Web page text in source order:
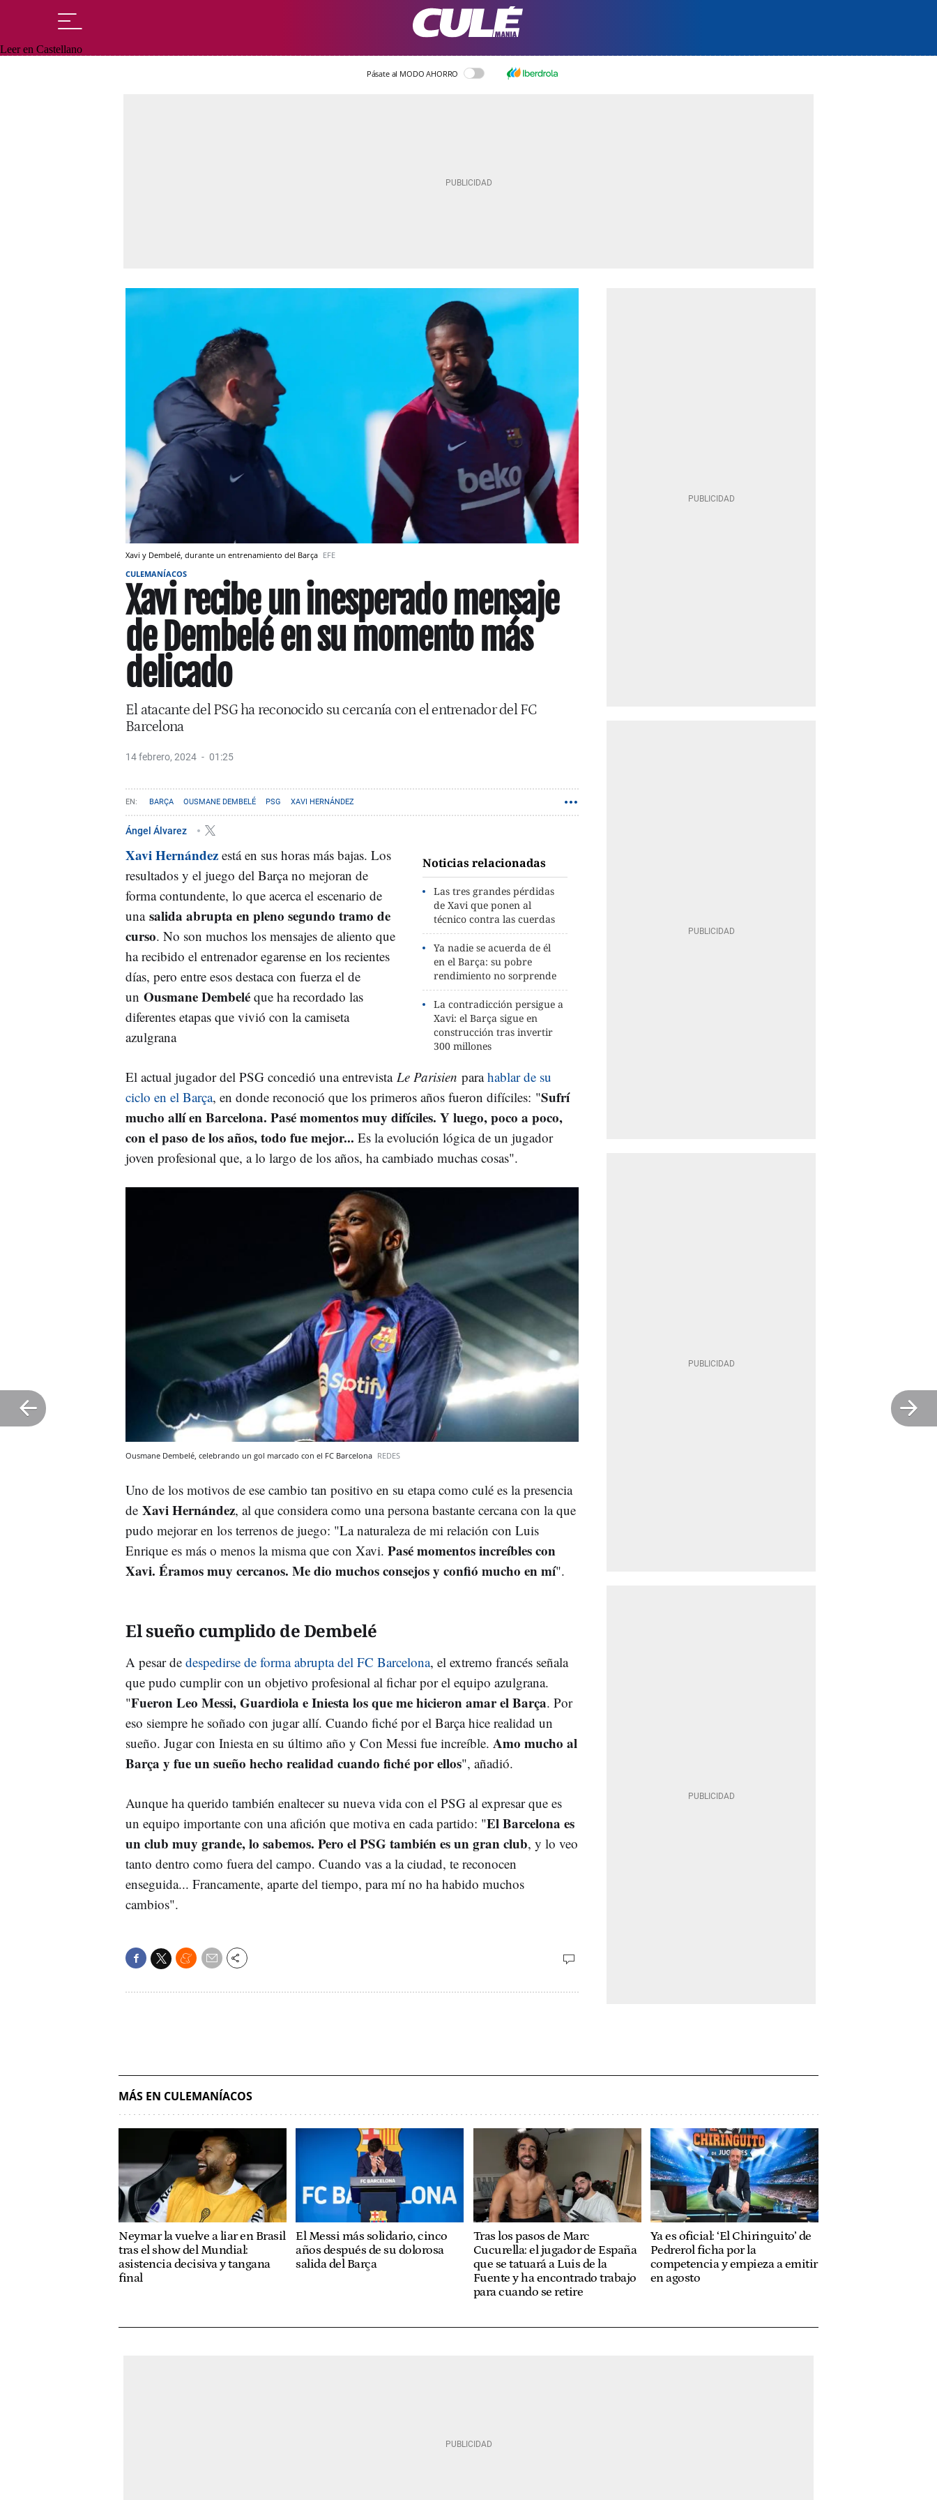
Leer en Castellano
Pásate al MODO AHORRO
Xavi y Dembelé, durante un entrenamiento del Barça EFE
CULEMANÍACOS
Xavi recibe un inesperado mensaje
de Dembelé en su momento más
delicado
El atacante del PSG ha reconocido su cercanía con el entrenador del FC
Barcelona
14 febrero, 2024 01:25
BARÇA OUSMANE DEMBELÉ PSG XAVI HERNÁNDEZ
Ángel Álvarez
Noticias relacionadas
Las tres grandes pérdidas
de Xavi que ponen al
técnico contra las cuerdas
Ya nadie se acuerda de él
en el Barça: su pobre
rendimiento no sorprende
La contradicción persigue a
Xavi: el Barça sigue en
construcción tras invertir
300 millones
Xavi Hernández está en sus horas más bajas. Los
resultados y el juego del Barça no mejoran de
forma contundente, lo que acerca el escenario de
una salida abrupta en pleno segundo tramo de
curso. No son muchos los mensajes de aliento que
ha recibido el entrenador egarense en los recientes
días, pero entre esos destaca con fuerza el de
un Ousmane Dembelé que ha recordado las
diferentes etapas que vivió con la camiseta
azulgrana
El actual jugador del PSG concedió una entrevista Le Parisien parahablar de su
ciclo en el Barça, en donde reconoció que los primeros años fueron difíciles: "Sufrí
mucho allí en Barcelona. Pasé momentos muy difíciles. Y luego, poco a poco,
con el paso de los años, todo fue mejor... Es la evolución lógica de un jugador
joven profesional que, a lo largo de los años, ha cambiado muchas cosas".
Ousmane Dembelé, celebrando un gol marcado con el FC Barcelona REDES
Uno de los motivos de ese cambio tan positivo en su etapa como culé es la presencia
de Xavi Hernández, al que considera como una persona bastante cercana con la que
pudo mejorar en los terrenos de juego: "La naturaleza de mi relación con Luis
Enrique es más o menos la misma que con Xavi. Pasé momentos increíbles con
Xavi. Éramos muy cercanos. Me dio muchos consejos y confió mucho en mí".
El sueño cumplido de Dembelé
A pesar de despedirse de forma abrupta del FC Barcelona, el extremo francés señala
que pudo cumplir con un objetivo profesional al fichar por el equipo azulgrana.
"Fueron Leo Messi, Guardiola e Iniesta los que me hicieron amar el Barça. Por
eso siempre he soñado con jugar allí. Cuando fiché por el Barça hice realidad un
sueño. Jugar con Iniesta en su último año y Con Messi fue increíble. Amo mucho al
Barça y fue un sueño hecho realidad cuando fiché por ellos", añadió.
Aunque ha querido también enaltecer su nueva vida con el PSG al expresar que es
un equipo importante con una afición que motiva en cada partido: "El Barcelona es
un club muy grande, lo sabemos. Pero el PSG también es un gran club, y lo veo
tanto dentro como fuera del campo. Cuando vas a la ciudad, te reconocen
enseguida... Francamente, aparte del tiempo, para mí no ha habido muchos
cambios".
MÁS EN CULEMANÍACOS
Neymar la vuelve a liar en Brasil
tras el show del Mundial:
asistencia decisiva y tangana
final
El Messi más solidario, cinco
años después de su dolorosa
salida del Barça
Tras los pasos de Marc
Cucurella: el jugador de España
que se tatuará a Luis de la
Fuente y ha encontrado trabajo
para cuando se retire
Ya es oficial: ‘El Chiringuito’ de
Pedrerol ficha por la
competencia y empieza a emitir
en agosto